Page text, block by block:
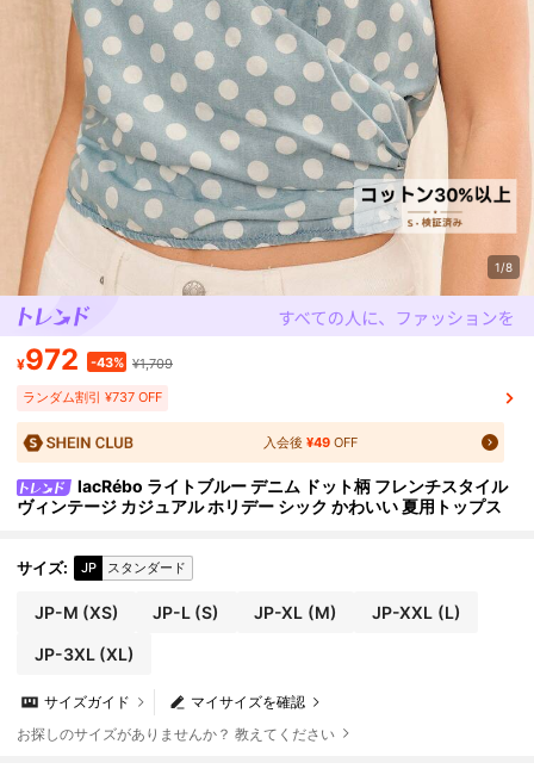
1/8
¥972 -43% ¥1,709
ランダム割引 ¥737 OFF
入会後¥49 OFF
lacRébo ライトブルー デニム ドット柄 フレンチスタイル
ヴィンテージ カジュアル ホリデー シック かわいい 夏用トップス
サイズ: JP スタンダード
JP-M (XS) JP-L (S) JP-XL (M) JP-XXL (L)
JP-3XL(XL)
マイサイズを確認
サイズガイド
お探しのサイズがありませんか？ 教えてください